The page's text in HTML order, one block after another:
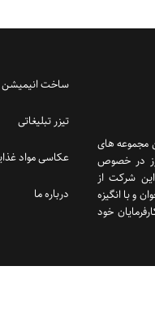
مجموعه های
در خصوص
شرکت از
و با انگیزه
خود
ساخت انیمیشن
تیزر تبلیغاتی
عکاسی مواد
درباره ما